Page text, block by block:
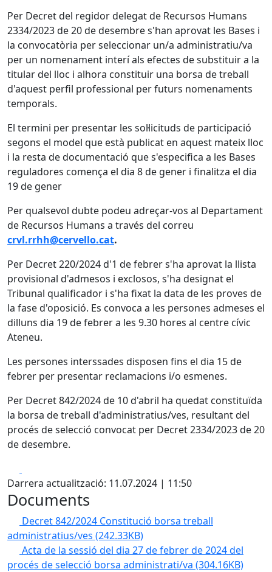
Per Decret del regidor delegat de Recursos Humans
2334/2023 de 20 de desembre s'han aprovat les Bases i
la convocatòria per seleccionar un/a administratiu/va
per un nomenament interí als efectes de substituir a la
titular del lloc i alhora constituir una borsa de treball
d'aquest perfil professional per futurs nomenaments
temporals.
El termini per presentar les sol·licituds de participació
segons el model que està publicat en aquest mateix lloc
i la resta de documentació que s'especifica a les Bases
reguladores comença el dia 8 de gener i finalitza el dia
19 de gener
Per qualsevol dubte podeu adreçar-vos al Departament
de Recursos Humans a través del correu
crvl.rrhh@cervello.cat.
Per Decret 220/2024 d'1 de febrer s'ha aprovat la llista
provisional d'admesos i exclosos, s'ha designat el
Tribunal qualificador i s'ha fixat la data de les proves de
la fase d'oposició. Es convoca a les persones admeses el
dilluns dia 19 de febrer a les 9.30 hores al centre cívic
Ateneu.
Les persones interssades disposen fins el dia 15 de
febrer per presentar reclamacions i/o esmenes.
Per Decret 842/2024 de 10 d'abril ha quedat constituïda
la borsa de treball d'administratius/ves, resultant del
procés de selecció convocat per Decret 2334/2023 de 20
de desembre.
Darrera actualització: 11.07.2024 | 11:50
Documents
Decret 842/2024 Constitució borsa treball
administratius/ves (242.33KB)
Acta de la sessió del dia 27 de febrer de 2024 del
procés de selecció borsa administrati/va (304.16KB)